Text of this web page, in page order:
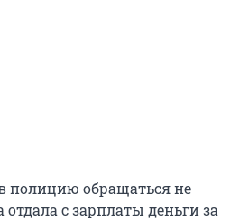
полицию обращаться не
отдала с зарплаты деньги за